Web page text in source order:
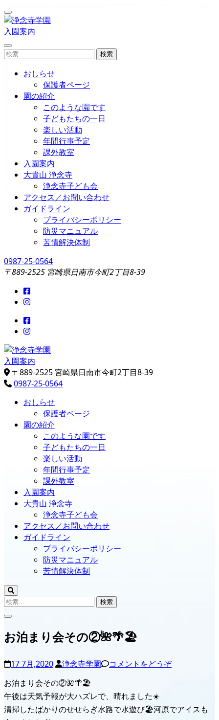
コ
ン
テ
ン
ツ
浄念寺学園
日南市飫肥今町／認定こども園
入園案内
検
おしらせ
保護者ページ
園の紹介
このような園です
子どもたちの一日
楽しい活動
年間行事予定
課外教室
入園案内
大貴山 浄念寺
浄念寺子ども会
アクセス／お問い合わせ
ガイドライン
プライバシーポリシー
防災マニュアル
苦情解決体制
0987-25-0564
〒889-2525 宮崎県日南市今町2丁目8-39
浄念寺学園
日南市飫肥今町／認定こども園
入園案内
〒889-2525 宮崎県日南市今町2丁目8-39
0987-25-0564
おしらせ
保護者ページ
園の紹介
このような園です
子どもたちの一日
楽しい活動
年間行事予定
課外教室
入園案内
大貴山 浄念寺
浄念寺子ども会
アクセス／お問い合わせ
ガイドライン
プライバシーポリシー
防災マニュアル
苦情解決体制
検
お泊まり会その②🌺🌴🏖
17 7月,2020 浄念寺学園
コメントをどうぞ
お泊まり会その②🌺🌴🏖
午後は天気予報が大ハズレで、晴れました☀️
清掃したばかりのせせらぎ水路で水遊び🏖河原でアイスも